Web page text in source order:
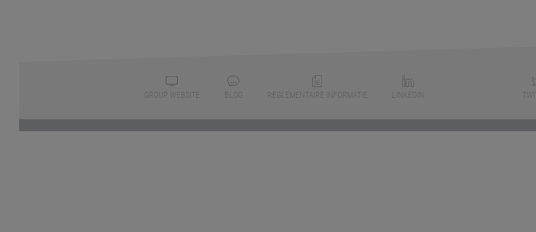
GROUP WEBSITE BLOG REGLEMENTAIRE INFORMATIE LINKEDIN